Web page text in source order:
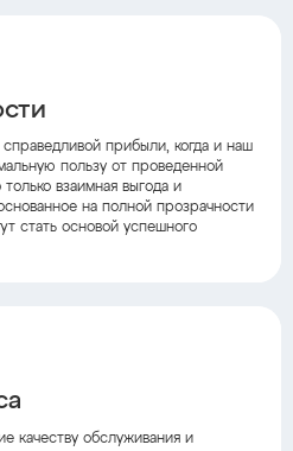
прибыли, когда и наш
пользу от проведенной
взаимная выгода и
на полной прозрачности
стать основой успешного
качеству обслуживания и